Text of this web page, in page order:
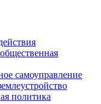
самоуправление
политика